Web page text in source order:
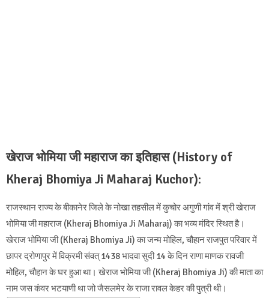
खेराज भोमिया जी महाराज का इतिहास (History of
Kheraj Bhomiya Ji Maharaj Kuchor):
राजस्थान राज्य के बीकानेर जिले के नोखा तहसील में कुचोर अगुणी गांव में श्री खेराज
भोमिया जी महाराज (Kheraj Bhomiya Ji Maharaj) का भव्य मंदिर स्थित है।
खेराज भोमिया जी (Kheraj Bhomiya Ji) का जन्म मोहिल, चौहान राजपुत परिवार में
छापर द्रोणापुर में विक्रमी संवत् 1438 भादवा सुदी 14 के दिन राणा माणक रावजी
मोहिल, चौहान के घर हुआ था। खेराज भोमिया जी (Kheraj Bhomiya Ji) की माता का
नाम जस कंवर भटयाणी था जो जैसलमेर के राजा रावल केहर की पुत्री थी।